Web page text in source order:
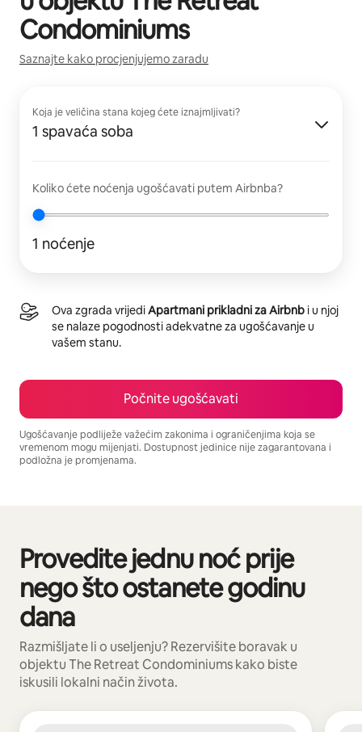
Condominiums
Saznajte kako procjenjujemo zaradu
Koja je veličina stana kojeg ćete iznajmljivati?
1 spavaća soba
Koliko ćete noćenja ugošćavati putem Airbnba?
1 noćenje
Ova zgrada vrijediApartmani prikladni za Airbnb i u njoj
se nalaze pogodnosti adekvatne za ugošćavanje u
vašem stanu.
Počnite ugošćavati
Ugošćavanje podliježe važećim zakonima i ograničenjima koja se
vremenom mogu mijenjati. Dostupnost jedinice nije zagarantovana i
podložna je promjenama.
Provedite jednu noć prije
nego što ostanete godinu
dana
Razmišljate li o useljenju? Rezervišite boravak u
objektu The Retreat Condominiums kako biste
iskusili lokalni način života.
Prikazano 0 od 0 stavki